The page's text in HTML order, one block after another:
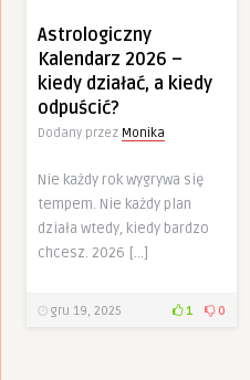
Astrologiczny
Kalendarz 2026 –
kiedy działać, a kiedy
odpuścić?
Dodany przez Monika
Nie każdy rok wygrywa się
tempem. Nie każdy plan
działa wtedy, kiedy bardzo
chcesz. 2026 […]
gru 19, 2025 1 0